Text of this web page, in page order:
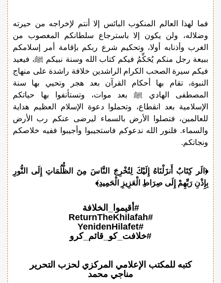
فما لهذا العالم المنكوب البائس إلا أنتم لإخراجه من حيرته
وضلاله، ولن يكون إلا باسترجاع سلطانكم المغصوب من
الغرب وأذنابه أولا، وتحكيم شرع ربكم بإقامة أمر إسلامكم
ببيعة رجل منكم يُحَكِّمُ فيكم كتاب الله وسنة نبيكم ﷺ، فيعيد
فيكم سيرة الصحب الكرام الراشدين خلافة راشدة على منهاج
النبوة، تقام بها أحكام القرآن بعد هجر وتحيي بها سنة
المصطفى الهادي ﷺ بعد موات، وتستأنفوا بها حياتكم
الإسلامية بعد انقطاع، وتحملوا دعوة الإسلام العظيم هداية
للعالمين، فتصلوا الأرض بالسماء ليرضى عنكم رب الأرض
والسماء. فلنور الله ندعوكم فاستجيبوا وأجيبوا ففيه خلاصكم
ونجاتكم.
﴿الَر كِتَابٌ أَنزَلْنَاهُ إِلَيْكَ لِتُخْرِجَ النَّاسَ مِنَ الظُّلُمَاتِ إِلَى النُّورِ
بِإِذْنِ رَبِّهِمْ إِلَى صِرَاطِ الْعَزِيزِ الْحَمِيدِ﴾
#أقيموا_الخلافة
#ReturnTheKhilafah
#YenidenHilafet
#خلافت_کو_قائم_کرو
كتبه للمكتب الإعلامي المركزي لحزب التحرير
مناجي محمد